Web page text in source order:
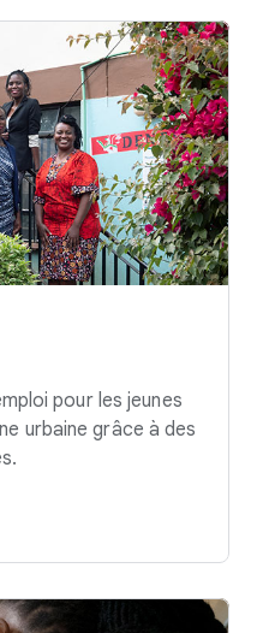
pour les jeunes
urbaine grâce à des